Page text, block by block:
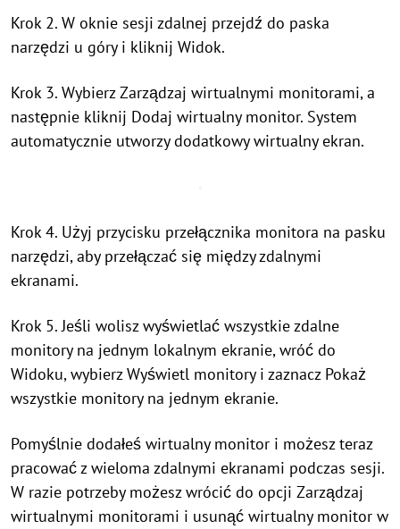
Krok 2. W oknie sesji zdalnej przejdź do paska
narzędzi u góry i kliknij Widok.
Krok 3. Wybierz Zarządzaj wirtualnymi monitorami, a
następnie kliknij Dodaj wirtualny monitor. System
automatycznie utworzy dodatkowy wirtualny ekran.
Krok 4. Użyj przycisku przełącznika monitora na pasku
narzędzi, aby przełączać się między zdalnymi
ekranami.
Krok 5. Jeśli wolisz wyświetlać wszystkie zdalne
monitory na jednym lokalnym ekranie, wróć do
Widoku, wybierz Wyświetl monitory i zaznacz Pokaż
wszystkie monitory na jednym ekranie.
Pomyślnie dodałeś wirtualny monitor i możesz teraz
pracować z wieloma zdalnymi ekranami podczas sesji.
W razie potrzeby możesz wrócić do opcji Zarządzaj
wirtualnymi monitorami i usunąć wirtualny monitor w